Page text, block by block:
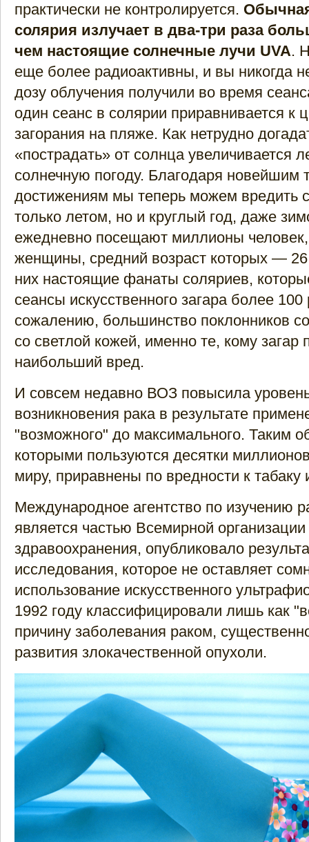
практически не контролируется.
солярия излучает в два-три раза
чем настоящие солнечные лучи UVA.
еще более радиоактивны, и вы никогда
дозу облучения получили во время
один сеанс в солярии приравнивается к
загорания на пляже. Как нетрудно
«пострадать» от солнца увеличивается
солнечную погоду. Благодаря новейшим
достижениям мы теперь можем вредить
только летом, но и круглый год, даже
ежедневно посещают миллионы человек,
женщины, средний возраст которых — 26
них настоящие фанаты соляриев,
сеансы искусственного загара более 100
сожалению, большинство поклонников
со светлой кожей, именно те, кому загар
наибольший вред.
И совсем недавно ВОЗ повысила
возникновения рака в результате
"возможного" до максимального. Таким
которыми пользуются десятки
миру, приравнены по вредности к табаку
Международное агентство по изучению
является частью Всемирной организации
здравоохранения, опубликовало
исследования, которое не оставляет
использование искусственного
1992 году классифицировали лишь как
причину заболевания раком,
развития злокачественной опухоли.